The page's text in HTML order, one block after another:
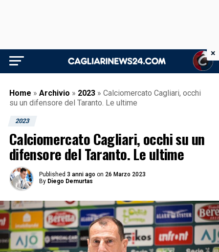
Home » Archivio » 2023 » Calciomercato Cagliari, occhi
su un difensore del Taranto. Le ultime
2023
Calciomercato Cagliari, occhi su un
difensore del Taranto. Le ultime
Published 3 anni ago on 26 Marzo 2023
By Diego Demurtas
×